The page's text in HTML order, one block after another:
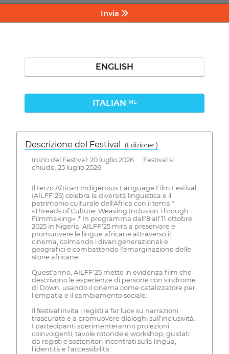
Invia
ENGLISH
ITALIAN ML
Descrizione del Festival
( Edizione: )
Inizio del Festival: 20 luglio 2026 Festival si
chiude: 25 luglio 2026
Il terzo African Indigenous Language Film Festival
(AILFF'25) celebra la diversità linguistica e il
patrimonio culturale dell'Africa con il tema *
«Threads of Culture: Weaving Inclusion Through
Filmmaking» .* In programma dall'8 all'11 ottobre
2025 in Nigeria, AILFF'25 mira a preservare e
promuovere le lingue africane attraverso il
cinema, colmando i divari generazionali e
geografici e combattendo l'emarginazione delle
storie africane.
Quest'anno, AILFF'25 mette in evidenza film che
descrivono le esperienze di persone con sindrome
di Down, usando il cinema come catalizzatore per
l'empatia e il cambiamento sociale.
Il festival invita i registi a far luce su narrazioni
trascurate e a promuovere dialoghi sull'inclusività.
I partecipanti sperimenteranno proiezioni
coinvolgenti, tavole rotonde e workshop, guidati
da registi e sostenitori incentrati sulla lingua,
l'identità e l'accessibilità.